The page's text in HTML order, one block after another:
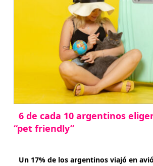
6 de cada 10 argentinos
“pet friendly”
Un 17% de los argentinos viajó en